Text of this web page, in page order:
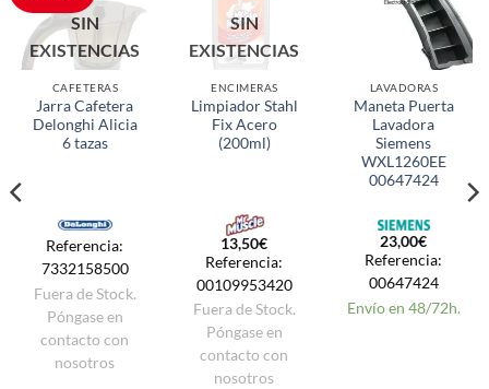
SIN
EXISTENCIAS
CAFETERAS
Jarra Cafetera
Delonghi Alicia
6 tazas
Referencia:
7332158500
Fuera de Stock.
Póngase en
contacto con
nosotros
SIN
EXISTENCIAS
ENCIMERAS
Limpiador Stahl
Fix Acero
(200ml)
13,50€
Referencia:
00109953420
Fuera de Stock.
Póngase en
contacto con
nosotros
LAVADORAS
Maneta Puerta
Lavadora
Siemens
WXL1260EE
00647424
23,00€
Referencia:
00647424
Envío en 48/72h.